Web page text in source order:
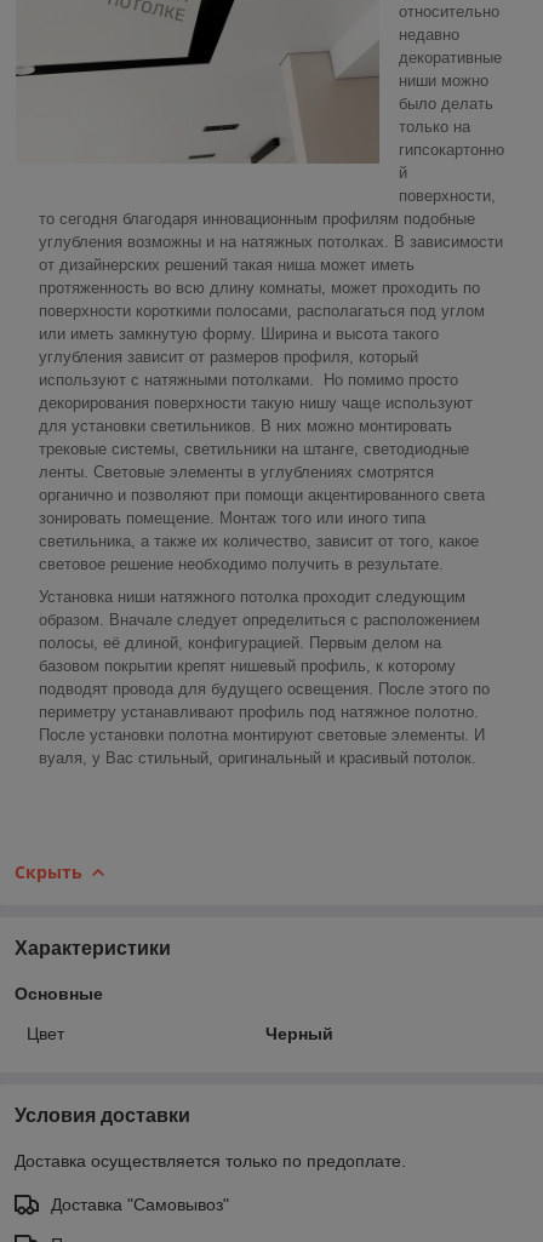
относительно
недавно
декоративные
ниши можно
было делать
только на
гипсокартонно
й
поверхности,
то сегодня благодаря инновационным профилям подобные
углубления возможны и на натяжных потолках. В зависимости
от дизайнерских решений такая ниша может иметь
протяженность во всю длину комнаты, может проходить по
поверхности короткими полосами, располагаться под углом
или иметь замкнутую форму. Ширина и высота такого
углубления зависит от размеров профиля, который
используют с натяжными потолками. Но помимо просто
декорирования поверхности такую нишу чаще используют
для установки светильников. В них можно монтировать
трековые системы, светильники на штанге, светодиодные
ленты. Световые элементы в углублениях смотрятся
органично и позволяют при помощи акцентированного света
зонировать помещение. Монтаж того или иного типа
светильника, а также их количество, зависит от того, какое
световое решение необходимо получить в результате.
Установка ниши натяжного потолка проходит следующим
образом. Вначале следует определиться с расположением
полосы, её длиной, конфигурацией. Первым делом на
базовом покрытии крепят нишевый профиль, к которому
подводят провода для будущего освещения. После этого по
периметру устанавливают профиль под натяжное полотно.
После установки полотна монтируют световые элементы. И
вуаля, у Вас стильный, оригинальный и красивый потолок.
Скрыть
Характеристики
Основные
Цвет Черный
Условия доставки
Доставка осуществляется только по предоплате.
Доставка "Самовывоз"